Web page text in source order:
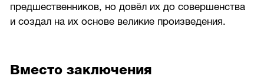
предшественников, но довёл их до совершенства
и создал на их основе великие произведения.
Вместо заключения